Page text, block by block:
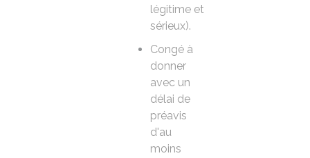
légitime et
sérieux).
Congé à
donner
avec un
délai de
préavis
d'au
moins